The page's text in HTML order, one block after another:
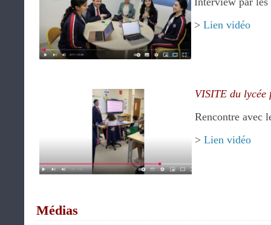
> Lien vidéo
VISITE du
Rencontre avec
> Lien vidéo
Médias